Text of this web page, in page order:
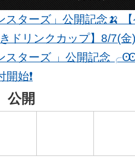
スターズ」公開記念🍌
ドリンクカップ】8/7(金
スターズ 」公開記念
始❗️
公開